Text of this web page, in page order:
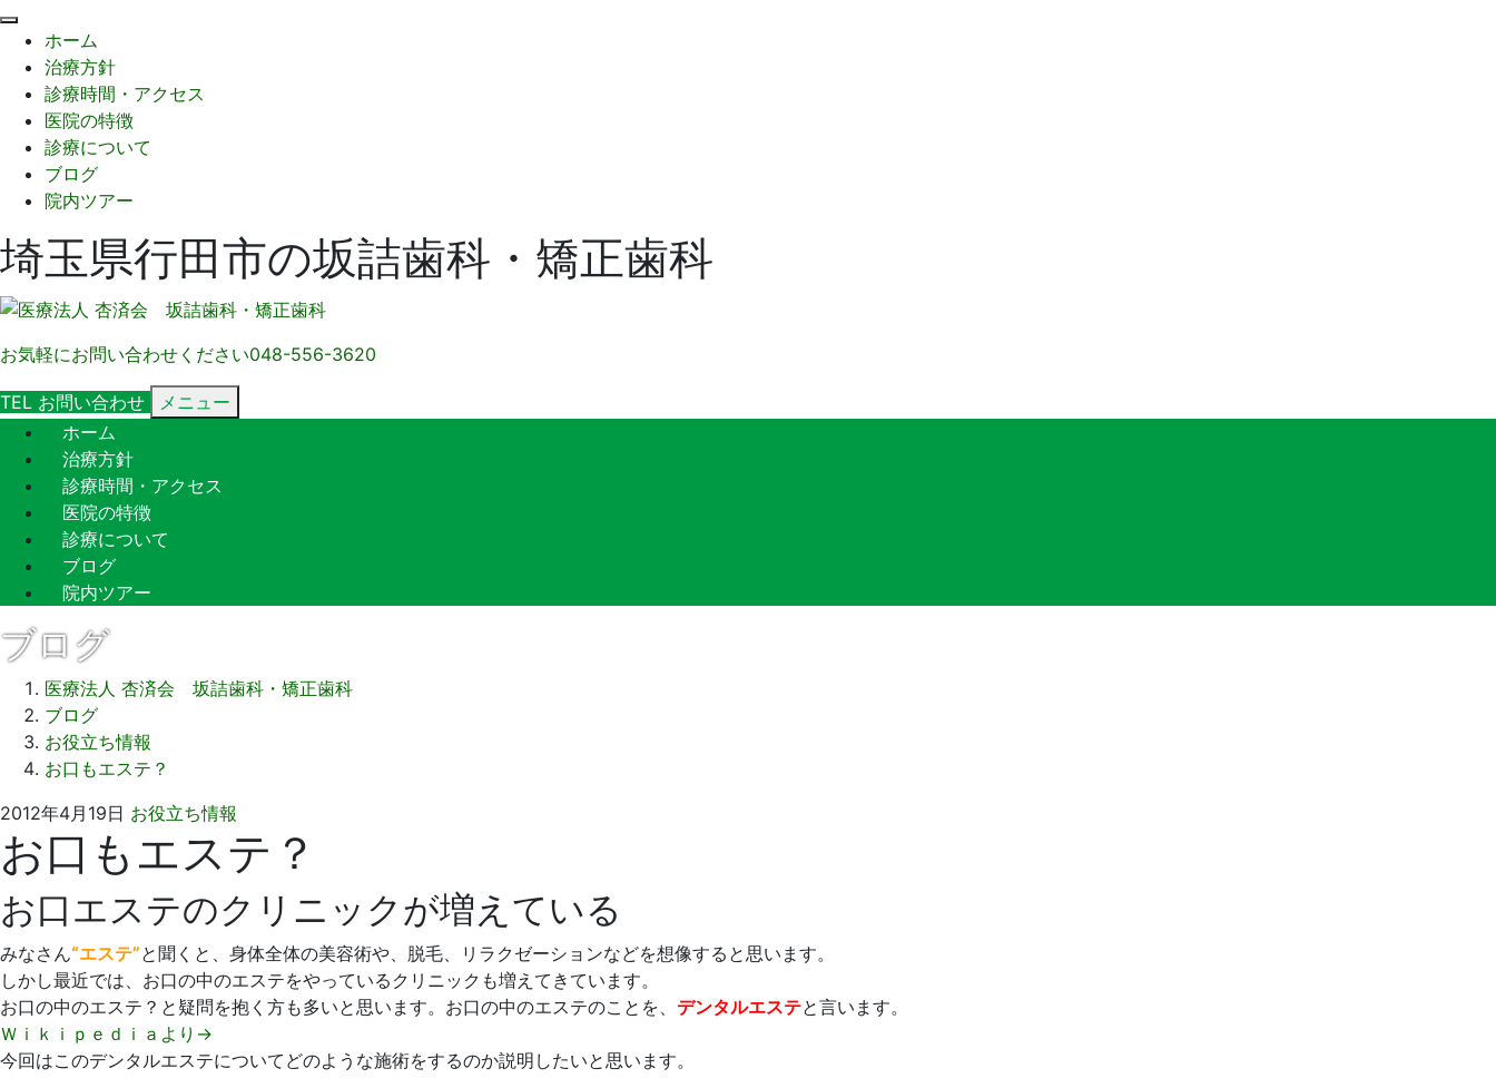
ホーム
治療方針
診療時間・アクセス
医院の特徴
診療について
ブログ
院内ツアー
埼玉県行田市の坂詰歯科・矯正歯科
お気軽にお問い合わせください048-556-3620
TEL お問い合わせ
メニュー
ホーム
治療方針
診療時間・アクセス
医院の特徴
診療について
ブログ
院内ツアー
ブログ
医療法人 杏済会 坂詰歯科・矯正歯科
ブログ
お役立ち情報
お口もエステ？
2012年4月19日 お役立ち情報
年
9
月
14
日
詰
歯
科
医
院
お口もエステ？
お口エステのクリニックが増えている
みなさん“エステ”と聞くと、身体全体の美容術や、脱毛、リラクゼーションなどを想像すると思います。
しかし最近では、お口の中のエステをやっているクリニックも増えてきています。
お口の中のエステ？と疑問を抱く方も多いと思います。お口の中のエステのことを、 デンタルエステと言います。
Ｗｉｋｉｐｅｄｉａより→
今回はこのデンタルエステについてどのような施術をするのか説明したいと思います。